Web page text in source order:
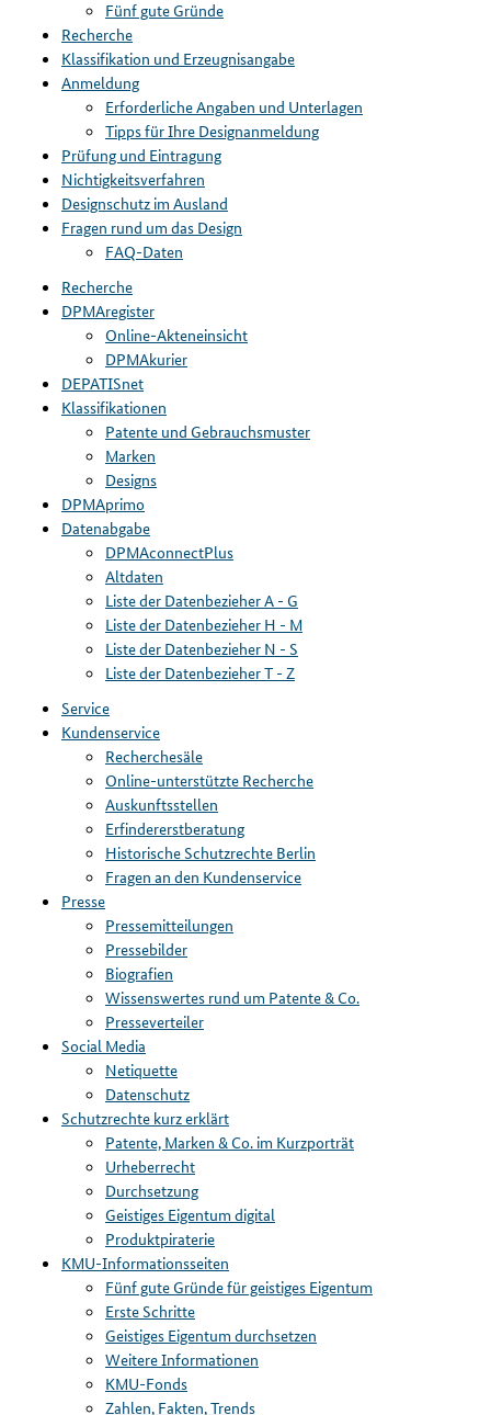
Fünf gute Gründe
Recherche
Klassifikation und Erzeugnisangabe
Anmeldung
Erforderliche Angaben und Unterlagen
Tipps für Ihre Designanmeldung
Prüfung und Eintragung
Nichtigkeitsverfahren
Designschutz im Ausland
Fragen rund um das Design
FAQ-Daten
Recherche
DPMAregister
Online-Akteneinsicht
DPMAkurier
DEPATISnet
Klassifikationen
Patente und Gebrauchsmuster
Marken
Designs
DPMAprimo
Datenabgabe
DPMAconnectPlus
Altdaten
Liste der Datenbezieher A - G
Liste der Datenbezieher H - M
Liste der Datenbezieher N - S
Liste der Datenbezieher T - Z
Service
Kundenservice
Recherchesäle
Online-unterstützte Recherche
Auskunftsstellen
Erfindererstberatung
Historische Schutzrechte Berlin
Fragen an den Kundenservice
Presse
Pressemitteilungen
Pressebilder
Biografien
Wissenswertes rund um Patente & Co.
Presseverteiler
Social Media
Netiquette
Datenschutz
Schutzrechte kurz erklärt
Patente, Marken & Co. im Kurzporträt
Urheberrecht
Durchsetzung
Geistiges Eigentum digital
Produktpiraterie
KMU-Informationsseiten
Fünf gute Gründe für geistiges Eigentum
Erste Schritte
Geistiges Eigentum durchsetzen
Weitere Informationen
KMU-Fonds
Zahlen, Fakten, Trends